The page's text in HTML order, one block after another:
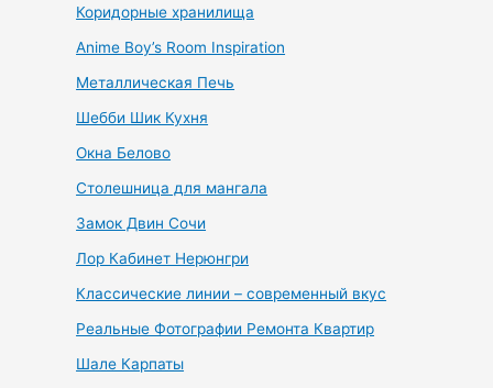
Коридорные хранилища
Anime Boy’s Room Inspiration
Металлическая Печь
Шебби Шик Кухня
Окна Белово
Столешница для мангала
Замок Двин Сочи
Лор Кабинет Нерюнгри
Классические линии – современный вкус
Реальные Фотографии Ремонта Квартир
Шале Карпаты